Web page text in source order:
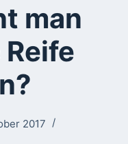
man
2017